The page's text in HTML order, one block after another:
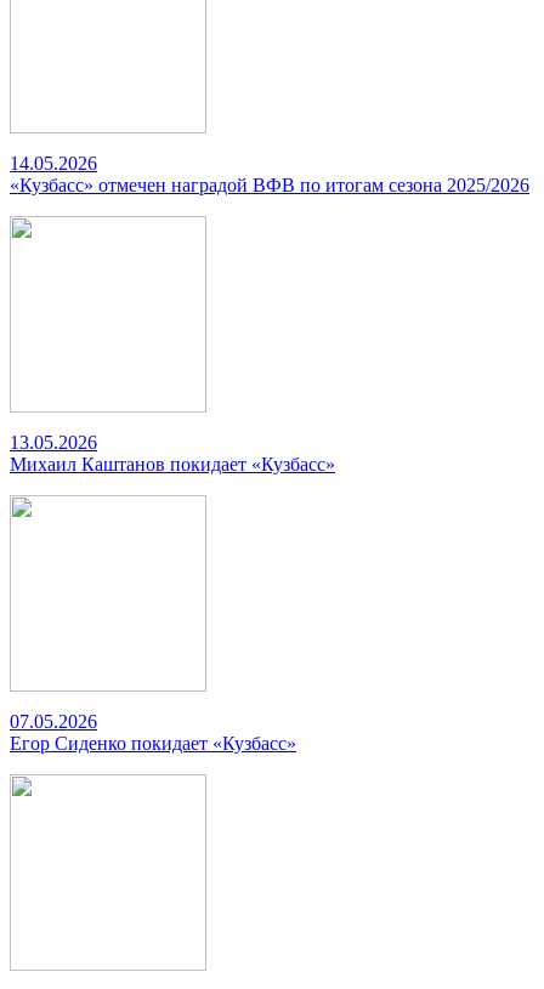
14.05.2026
«Кузбасс» отмечен наградой ВФВ по итогам сезона 2025/2026
13.05.2026
Михаил Каштанов покидает «Кузбасс»
07.05.2026
Егор Сиденко покидает «Кузбасс»